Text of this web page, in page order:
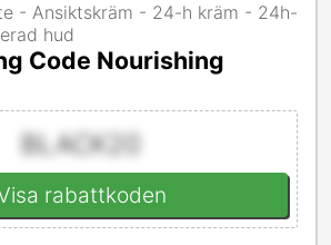
- Ansiktskräm - 24-h kräm - 24h-
hud
Code Nourishing
BLACK20
rabattkoden